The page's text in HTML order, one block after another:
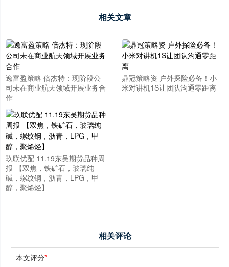
相关文章
逸富盈策略 倍杰特：现阶段公
司未在商业航天领域开展业务合
作
鼎冠策略资 户外探险必备！小
米对讲机1S让团队沟通零距离
玖联优配 11.19东吴期货品种周
报-【双焦，铁矿石，玻璃纯
碱，螺纹钢，沥青，LPG，甲
醇，聚烯烃】
相关评论
本文评分*